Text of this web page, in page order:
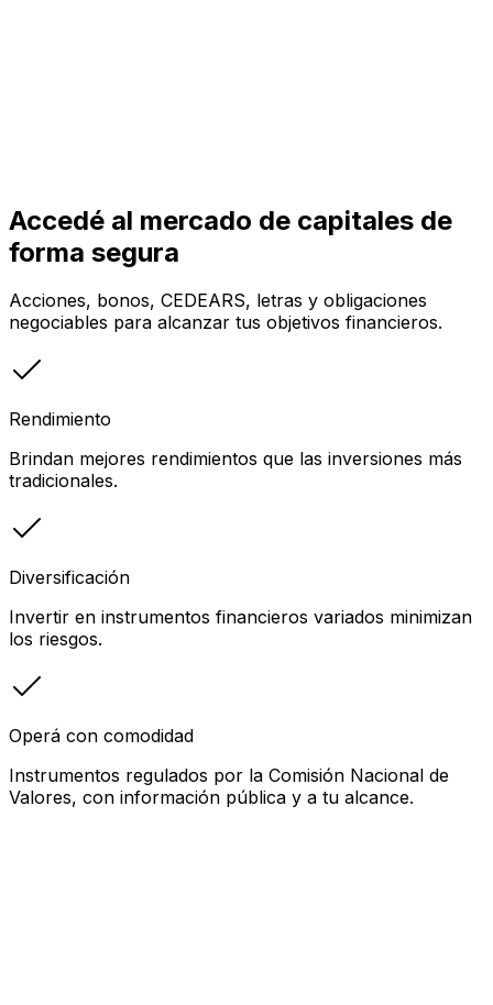
Accedé al mercado de capitales de
forma segura
Acciones, bonos, CEDEARS, letras y obligaciones
negociables para alcanzar tus objetivos financieros.
Rendimiento
Brindan mejores rendimientos que las inversiones más
tradicionales.
Diversificación
Invertir en instrumentos financieros variados minimizan
los riesgos.
Operá con comodidad
Instrumentos regulados por la Comisión Nacional de
Valores, con información pública y a tu alcance.